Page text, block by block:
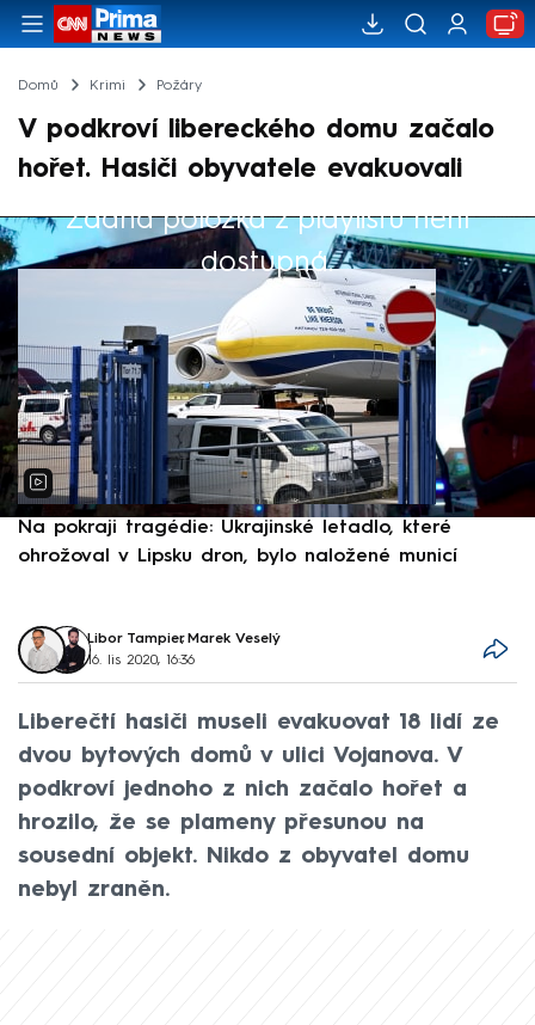
Domů Krimi Požáry
V podkroví libereckého domu začalo
hořet. Hasiči obyvatele evakuovali
Žádná položka z playlistu není
dostupná.
Výběr redakce
Na pokraji tragédie: Ukrajinské letadlo, které
ohrožoval v Lipsku dron, bylo naložené municí
Libor Tampier, Marek Veselý
16. lis 2020, 16:36
Liberečtí hasiči museli evakuovat 18 lidí ze
dvou bytových domů v ulici Vojanova. V
podkroví jednoho z nich začalo hořet a
hrozilo, že se plameny přesunou na
sousední objekt. Nikdo z obyvatel domu
nebyl zraněn.